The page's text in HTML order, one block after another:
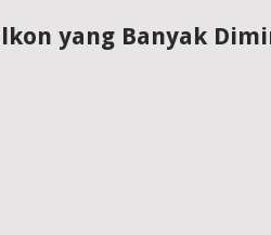
yang Banyak